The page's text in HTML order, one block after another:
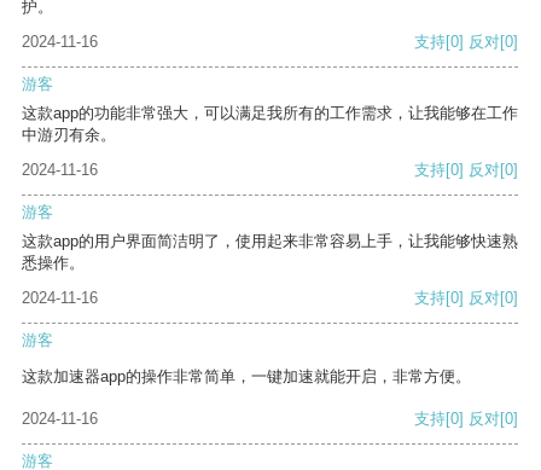
护。
2024-11-16
支持[0] 反对[0]
游客
这款app的功能非常强大，可以满足我所有的工作需求，让我能够在工作
中游刃有余。
2024-11-16
支持[0] 反对[0]
游客
这款app的用户界面简洁明了，使用起来非常容易上手，让我能够快速熟
悉操作。
2024-11-16
支持[0] 反对[0]
游客
这款加速器app的操作非常简单，一键加速就能开启，非常方便。
2024-11-16 支持[0] 反对[0]
游客